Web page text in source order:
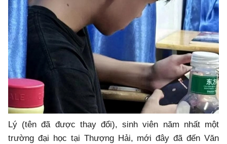
Lý (tên đã được thay đổi), sinh viên năm nhất một
trường đại học tại Thượng Hải, mới đây đã đến Văn